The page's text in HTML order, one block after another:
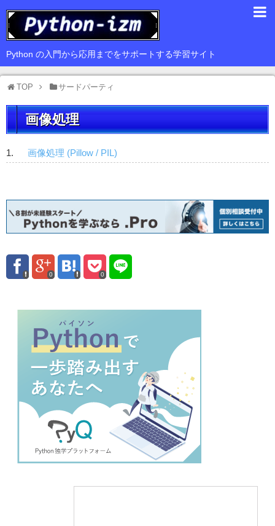
Python の入門から応用までをサポートする学習サイト
TOP サードパーティ
画像処理
画像処理 (Pillow / PIL)
0 0
入門編
基礎編
豆知識
サードパーティ
GUI
データ解析